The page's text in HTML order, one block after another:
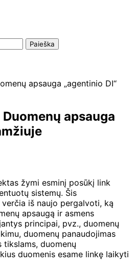
apsauga „agentinio DI“
apsauga
žymi esminį posūkį link
sistemų. Šis
iš naujo pergalvoti, ką
apsaugą ir asmens
principai, pvz., duomenų
duomenų panaudojimas
duomenų
duomenis esame linkę laikyti